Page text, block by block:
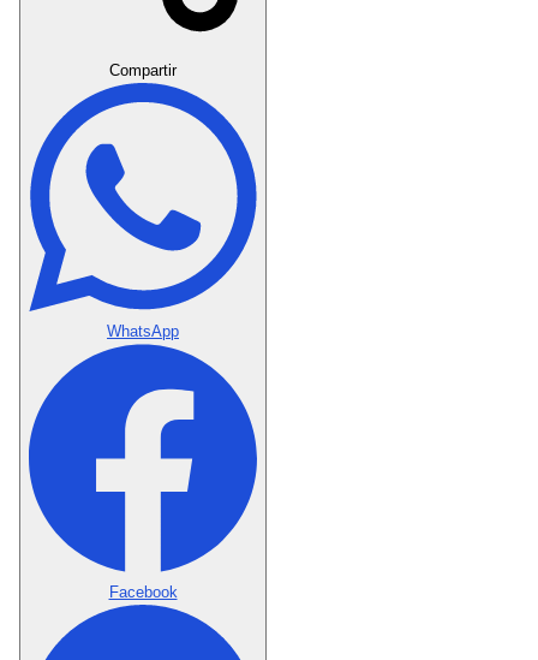
Compartir
WhatsApp
Facebook